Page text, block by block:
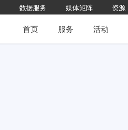
数据服务 媒体矩阵 资源
首页 服务 活动